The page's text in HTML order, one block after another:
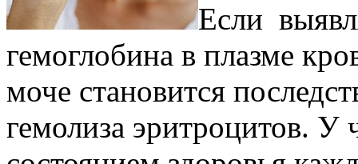
Если
гемоглобина в плазме
моче становится
гемолиза эритроцитов. У